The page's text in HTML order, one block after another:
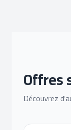
Offres
Découvrez